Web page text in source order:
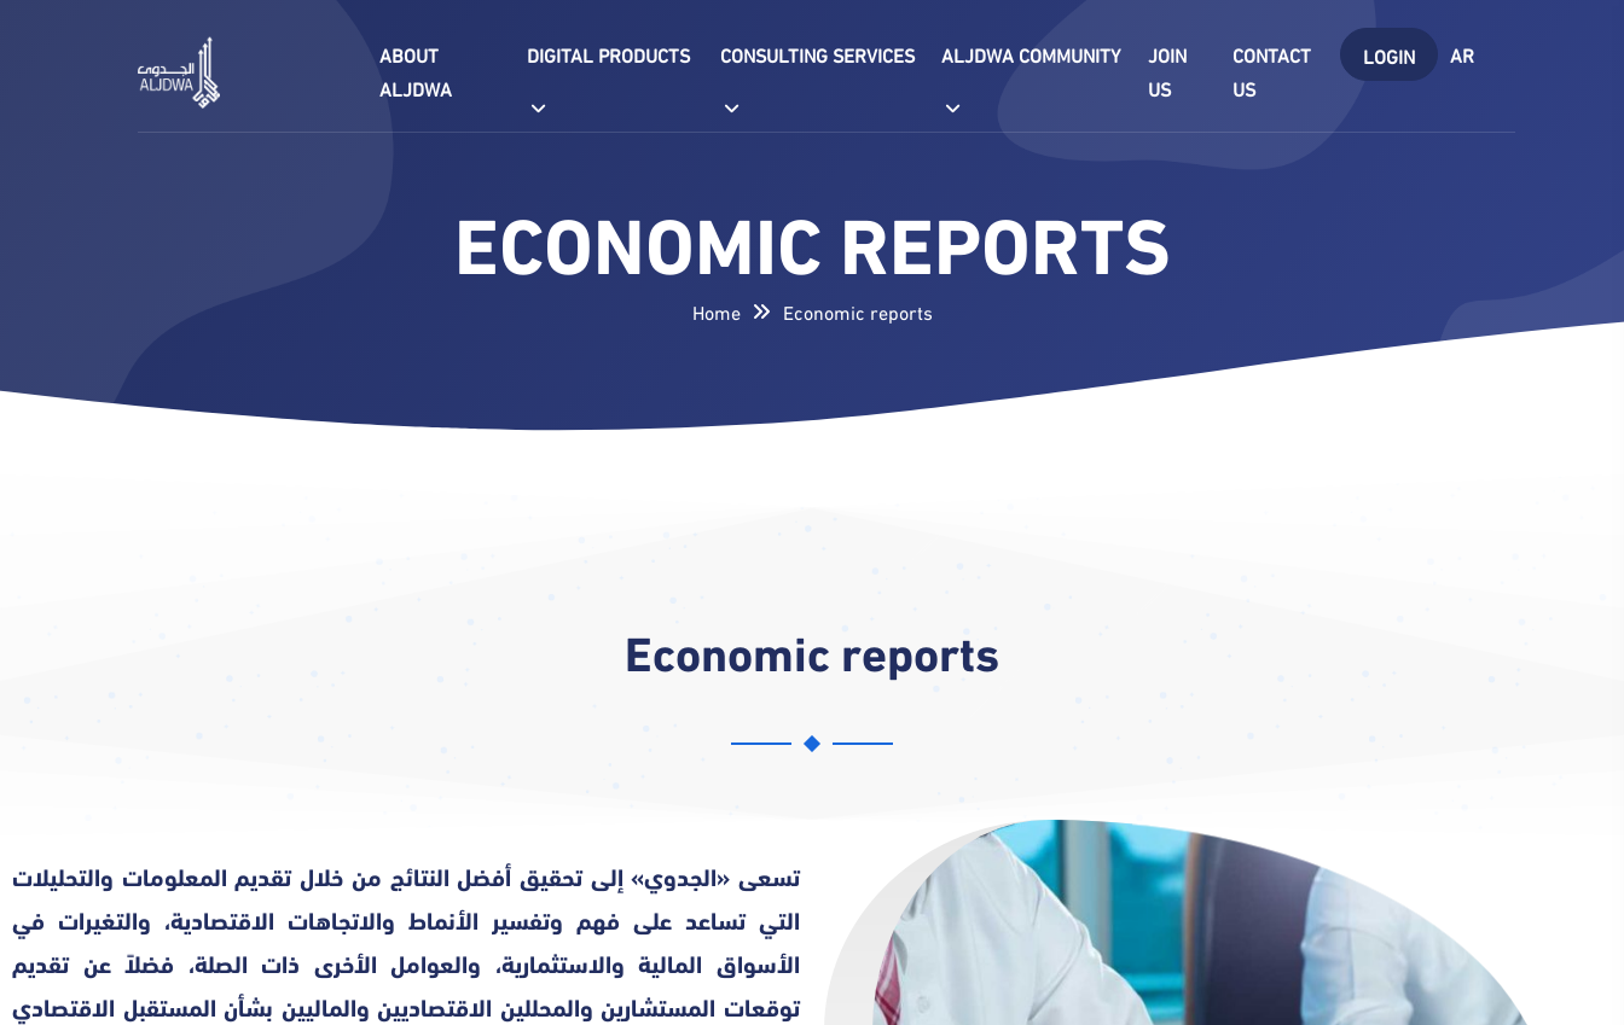
ABOUT
ALJDWA
DIGITAL PRODUCTS CONSULTING SERVICES ALJDWA COMMUNITY
JOIN
US
CONTACT
US
LOGIN AR
ECONOMIC REPORTS
Home Economic reports
Economic reports
تسعى «الجدوي» إلى تحقيق أفضل النتائج من خلال تقديم المعلومات والتحليلات
التي تساعد على فهم وتفسير الأنماط والاتجاهات الاقتصادية، والتغيرات في
الأسواق المالية والاستثمارية، والعوامل الأخرى ذات الصلة، فضلاً عن تقديم
توقعات المستشارين والمحللين الاقتصاديين والماليين بشأن المستقبل الاقتصادي